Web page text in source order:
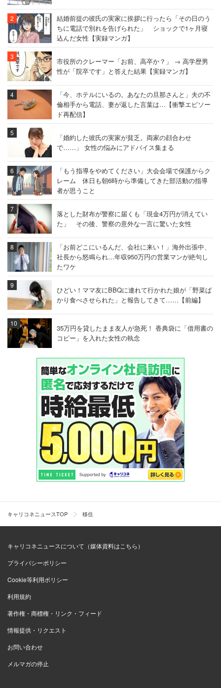
結婚前提の彼氏の実家に挨拶に行ったら「その日のう
ちに電話で別れを告げられた」 ショックで1ヶ月寝
込んだ女性【実録マンガ】
市役所のクレーマー「お前、高卒か？」 → 高学歴男
性が「院卒です」と答えた結果【実録マンガ】
「今、ホテルにいるの。あなたの旦那さんと」夫の不
倫相手から電話、妻が返した言葉は…【衝撃エピソー
ド再配信】
「婚約した彼氏の実家が貧乏。両家の顔合わせ
で……」 女性の悩みにアドバイス集まる
「もう指導をやめてください」大会会場で保護からク
レーム 休日も朝6時から準備してきた部活動の指導
者が思うこと
落とした財布が警察に届くも「現金4万円が消えてい
た」 その後、警察の意外な一言に驚いた女性
「お前どこにいるんだ、会社に来い！」海外出張中、
社長から怒鳴られ…年収950万円の営業マンが絶句し
たワケ
ひどい！ママ友にBBQに連れて行かれた娘が「野菜ば
かり食べさせられた」と報告してきて……【前編】
35万円を貸したまま友人が急死！ 香典袋に「借用書の
コピー」を入れた女性の執念
キャリコネニュースTOP 移住
キャリコネニュースについて（媒体資料はこちら）
プライバシーポリシー
Cookie等利用ポリシー
利用規約
著作権・商標権・リンク・フィード
情報提供・リクエスト
お問い合わせ
メルマガの停止